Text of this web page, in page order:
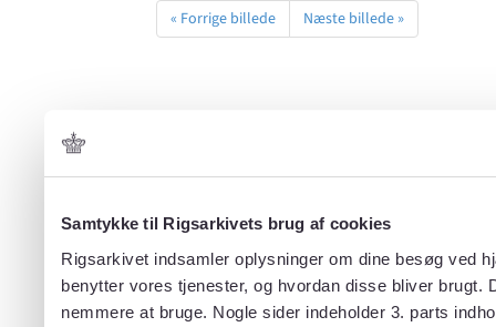
Samtykke til Rigsarkivets brug af cookies
Rigsarkivet indsamler oplysninger om dine besøg ved
benytter vores tjenester, og hvordan disse bliver
nemmere at bruge. Nogle sider indeholder 3. parts
« Forrige billede Næste billede »